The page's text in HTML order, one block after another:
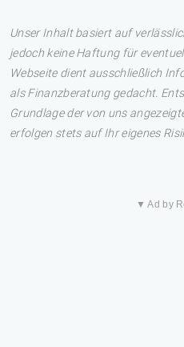
Unser Inhalt basiert auf
jedoch keine Haftung für
Webseite dient ausschließlich
als Finanzberatung gedacht.
Grundlage der von uns
erfolgen stets auf Ihr eigenes
▼ Ad by